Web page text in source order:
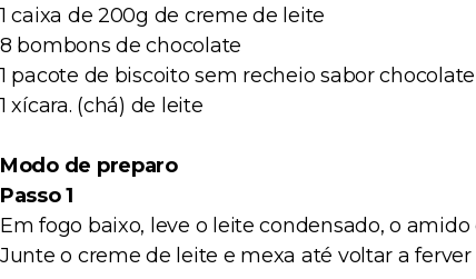
1 caixa de 200g de creme de leite
8 bombons de chocolate
1 pacote de biscoito sem recheio sabor
1 xícara. (chá) de leite
Modo de preparo
Passo 1
Em fogo baixo, leve o leite condensado, o
Junte o creme de leite e mexa até voltar a ferver